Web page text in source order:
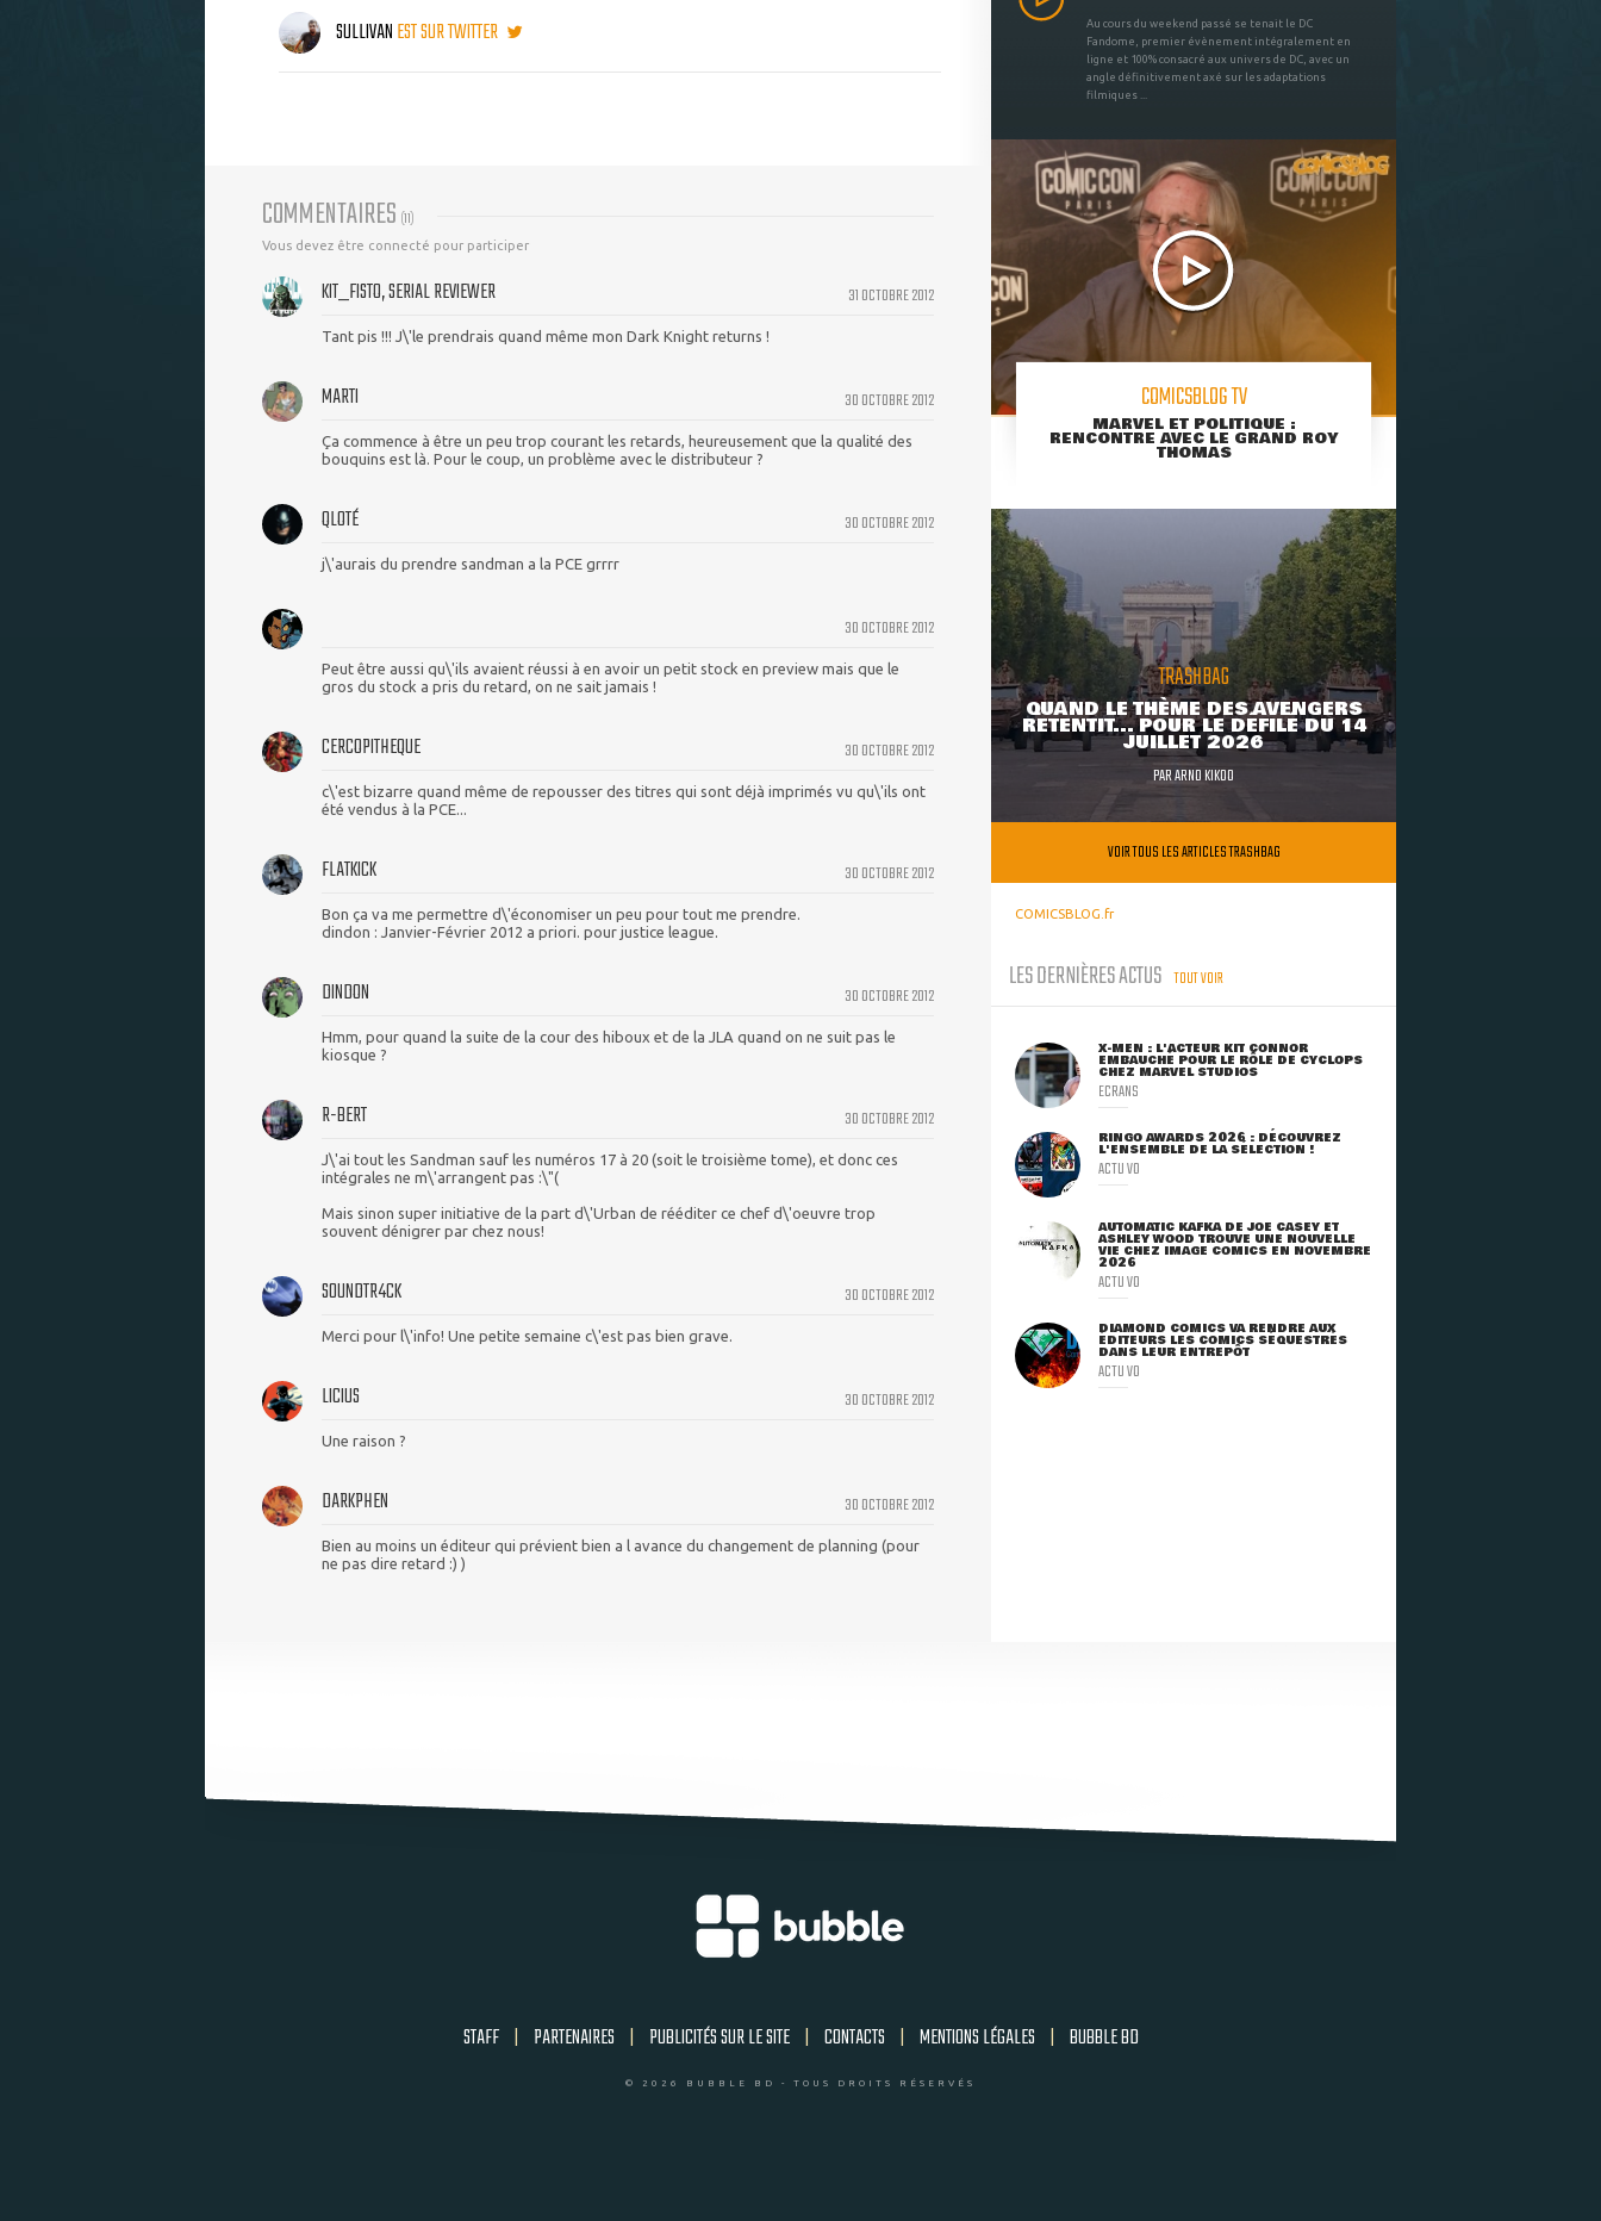
SULLIVANEST SUR TWITTER
COMMENTAIRES (11)
Vous devez être connecté pour participer
31 OCTOBRE 2012
KIT_FISTO, SERIAL REVIEWER
Tant pis !!! J\'le prendrais quand même mon Dark Knight returns !
30 OCTOBRE 2012
MARTI
Ça commence à être un peu trop courant les retards, heureusement que la qualité des
bouquins est là. Pour le coup, un problème avec le distributeur ?
30 OCTOBRE 2012
QLOTÉ
j\'aurais du prendre sandman a la PCE grrrr
30 OCTOBRE 2012
Peut être aussi qu\'ils avaient réussi à en avoir un petit stock en preview mais que le
gros du stock a pris du retard, on ne sait jamais !
30 OCTOBRE 2012
CERCOPITHEQUE
c\'est bizarre quand même de repousser des titres qui sont déjà imprimés vu qu\'ils ont
été vendus à la PCE...
30 OCTOBRE 2012
FLATKICK
Bon ça va me permettre d\'économiser un peu pour tout me prendre.
dindon : Janvier-Février 2012 a priori. pour justice league.
30 OCTOBRE 2012
DINDON
Hmm, pour quand la suite de la cour des hiboux et de la JLA quand on ne suit pas le
kiosque ?
30 OCTOBRE 2012
R-BERT
J\'ai tout les Sandman sauf les numéros 17 à 20 (soit le troisième tome), et donc ces
intégrales ne m\'arrangent pas :\"(
Mais sinon super initiative de la part d\'Urban de rééditer ce chef d\'oeuvre trop
souvent dénigrer par chez nous!
30 OCTOBRE 2012
S0UNDTR4CK
Merci pour l\'info! Une petite semaine c\'est pas bien grave.
30 OCTOBRE 2012
LICIUS
Une raison ?
30 OCTOBRE 2012
DARKPHEN
Bien au moins un éditeur qui prévient bien a l avance du changement de planning (pour
ne pas dire retard :) )
Au cours du weekend passé se tenait le DC
Fandome, premier évènement intégralement en
ligne et 100% consacré aux univers de DC, avec un
angle définitivement axé sur les adaptations
filmiques ...
COMICSBLOG TV
MARVEL ET POLITIQUE :
RENCONTRE AVEC LE GRAND ROY
THOMAS
TRASHBAG
QUAND LE THÈME DES AVENGERS
RETENTIT... POUR LE DÉFILÉ DU 14
JUILLET 2026
PARARNO KIKOO
VOIR TOUS LES ARTICLES TRASHBAG
COMICSBLOG.fr
LES DERNIÈRES ACTUS TOUT VOIR
X-MEN : L'ACTEUR KIT CONNOR
EMBAUCHÉ POUR LE RÔLE DE CYCLOPS
CHEZ MARVEL STUDIOS
ECRANS
RINGO AWARDS 2026 : DÉCOUVREZ
L'ENSEMBLE DE LA SÉLECTION !
ACTU VO
AUTOMATIC KAFKA DE JOE CASEY ET
ASHLEY WOOD TROUVE UNE NOUVELLE
VIE CHEZ IMAGE COMICS EN NOVEMBRE
2026
ACTU VO
DIAMOND COMICS VA RENDRE AUX
ÉDITEURS LES COMICS SÉQUESTRÉS
DANS LEUR ENTREPÔT
ACTU VO
STAFF | PARTENAIRES | PUBLICITÉS SUR LE SITE | CONTACTS | MENTIONS LÉGALES | BUBBLE BD
© 2026 BUBBLE BD - TOUS DROITS RÉSERVÉS